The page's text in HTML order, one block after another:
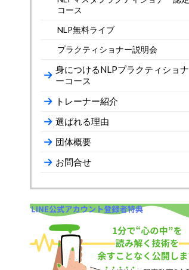
コース
NLP無料ライブ
プラクティショナー説明会
身につけるNLPプラクティショナ
ーコース
トレーナー紹介
選ばれる理由
団体概要
お問合せ